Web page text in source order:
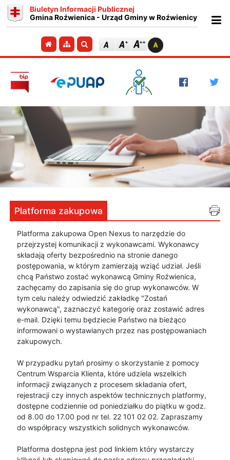
Biuletyn Informacji Publicznej
Gmina Roźwienica - Urząd Gminy w Roźwienicy
Przejdź do strony głównej
Przejdź do mapy strony
Szukaj
Platforma zakupowa
Platforma zakupowa Open Nexus to narzędzie do
przejrzystej komunikacji z wykonawcami. Wykonawcy
składają oferty bezpośrednio na stronie danego
postępowania, w którym zamierzają wziąć udział. Jeśli
chcą Państwo zostać wykonawcą Gminy Roźwienica,
zachęcamy do zapisania się do grup wykonawców. W
tym celu należy odwiedzić zakładkę "Zostań
wykonawcą", zaznaczyć kategorię oraz zostawić adres
e-mail. Dzięki temu będziecie Państwo na bieżąco
informowani o wystawianych przez nas postępowaniach
zakupowych.
W przypadku pytań prosimy o skorzystanie z pomocy
Centrum Wsparcia Klienta, które udziela wszelkich
informacji związanych z procesem składania ofert,
rejestracji czy innych aspektów technicznych platformy,
dostępne codziennie od poniedziałku do piątku w godz.
od 8.00 do 17.00 pod nr tel. 22 101 02 02. Zapraszamy
do współpracy wszystkich solidnych wykonawców.
Platforma dostępna jest pod linkiem który wystarczy